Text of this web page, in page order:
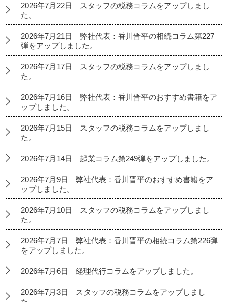
2026年7月22日 スタッフの税務コラムをアップしまし
た。
2026年7月21日 弊社代表：香川晋平の相続コラム第227
弾をアップしました。
2026年7月17日 スタッフの税務コラムをアップしまし
た。
2026年7月16日 弊社代表：香川晋平のおすすめ書籍をア
ップしました。
2026年7月15日 スタッフの税務コラムをアップしまし
た。
2026年7月14日 起業コラム第249弾をアップしました。
2026年7月9日 弊社代表：香川晋平のおすすめ書籍をア
ップしました。
2026年7月10日 スタッフの税務コラムをアップしまし
た。
2026年7月7日 弊社代表：香川晋平の相続コラム第226弾
をアップしました。
2026年7月6日 経理代行コラムをアップしました。
2026年7月3日 スタッフの税務コラムをアップしまし